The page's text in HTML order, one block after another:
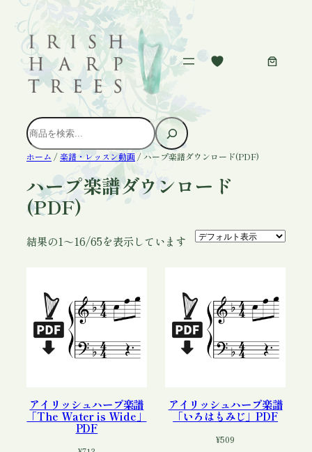
容
検
索
ホーム /楽譜・レッスン動画 / ハープ楽譜ダウンロード(PDF)
ハープ楽譜ダウンロード
(PDF)
結果の1～16/65を表示しています
アイリッシュハープ楽譜
「The Water is Wide」
PDF
アイリッシュハープ楽譜
「いろはもみじ」PDF
¥509